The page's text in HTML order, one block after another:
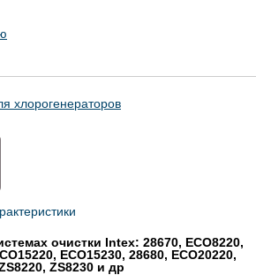
хлорогенераторов
очистки Intex: 28670, ECO8220,
ECO15230, 28680, ECO20220,
ZS8230 и др